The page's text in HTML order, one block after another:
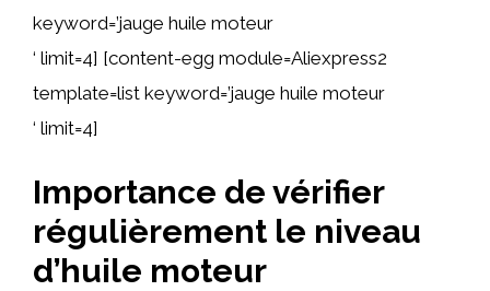
keyword=’jauge huile moteur
‘ limit=4] [content-egg module=Aliexpress2
template=list keyword=’jauge huile moteur
‘ limit=4]
Importance de vérifier
régulièrement le niveau
d’huile moteur